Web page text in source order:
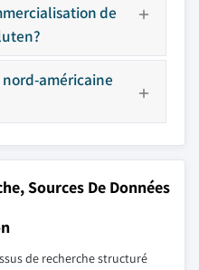
de
américaine
Sources De Données
de recherche structuré